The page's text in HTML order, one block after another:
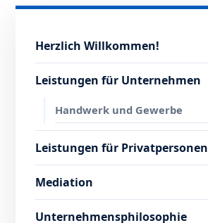
Herzlich Willkommen!
Leistungen für Unternehmen
Handwerk und Gewerbe
Leistungen für Privatpersonen
Mediation
Unternehmensphilosophie